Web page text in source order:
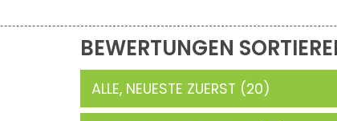
BEWERTUNGEN
ALLE, NEUESTE ZUERST (20)